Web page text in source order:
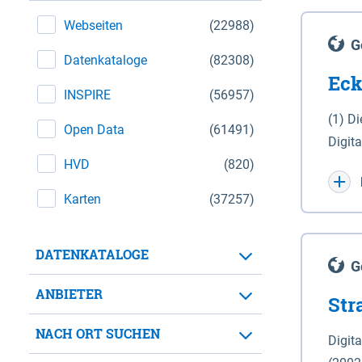
(22988)
Webseiten
(82308)
Datenkataloge
(56957)
INSPIRE
(61491)
Open Data
(820)
HVD
(37257)
Karten
DATENKATALOGE
ANBIETER
NACH ORT SUCHEN
(1)
WGS
für
der in